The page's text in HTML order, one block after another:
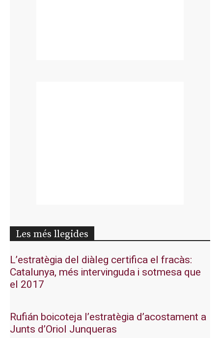
Les més llegides
L’estratègia del diàleg certifica el fracàs:
Catalunya, més intervinguda i sotmesa que
el 2017
Rufián boicoteja l’estratègia d’acostament a
Junts d’Oriol Junqueras